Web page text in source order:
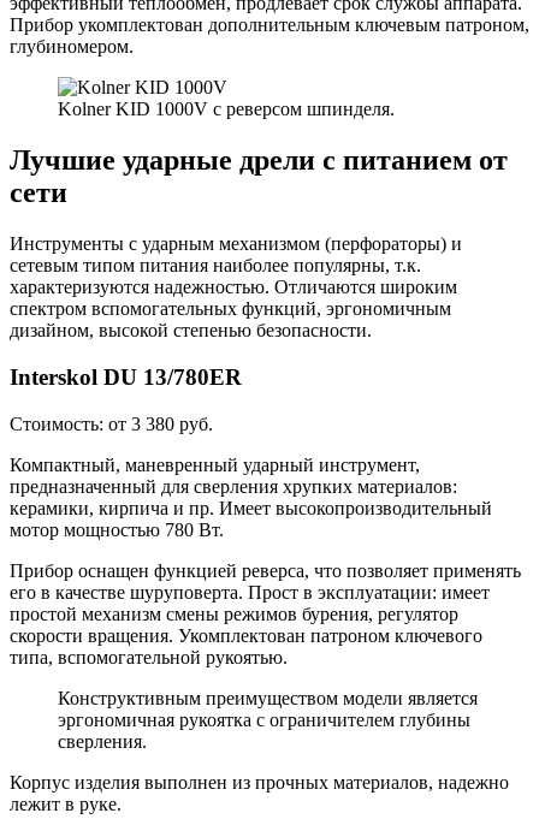
Прибор укомплектован дополнительным ключевым патроном,
глубиномером.
Kolner KID 1000V с реверсом шпинделя.
Лучшие ударные дрели с питанием от
сети
Инструменты с ударным механизмом (перфораторы) и
сетевым типом питания наиболее популярны, т.к.
характеризуются надежностью. Отличаются широким
спектром вспомогательных функций, эргономичным
дизайном, высокой степенью безопасности.
Interskol DU 13/780ER
Стоимость: от 3 380 руб.
Компактный, маневренный ударный инструмент,
предназначенный для сверления хрупких материалов:
керамики, кирпича и пр. Имеет высокопроизводительный
мотор мощностью 780 Вт.
Прибор оснащен функцией реверса, что позволяет применять
его в качестве шуруповерта. Прост в эксплуатации: имеет
простой механизм смены режимов бурения, регулятор
скорости вращения. Укомплектован патроном ключевого
типа, вспомогательной рукоятью.
Конструктивным преимуществом модели является
эргономичная рукоятка с ограничителем глубины
сверления.
Корпус изделия выполнен из прочных материалов, надежно
лежит в руке.